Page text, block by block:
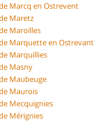
Marcq en Ostrevent
Maretz
Maroilles
Marquette en Ostrevant
Marquillies
Masny
Maubeuge
Maurois
Mecquignies
Mérignies